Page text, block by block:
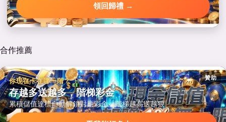
領回歸禮 →
合作推薦
贊助
你現在卡在哪一階？
存越多送越多，階梯彩金
累積儲值達標自動解鎖對應彩金，階梯越高送越狠。